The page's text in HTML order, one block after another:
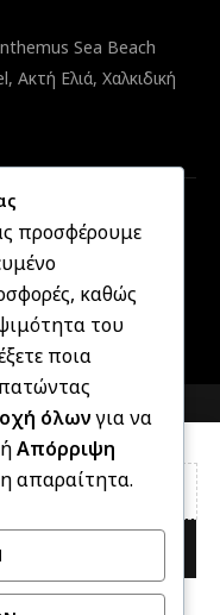
Sea Beach
Ακτή Ελιά, Χαλκιδική
OptikonXpress.com
προσφέρουμε
καθώς
του
ποια
όλωνγια να
Απόρριψη
απαραίτητα.